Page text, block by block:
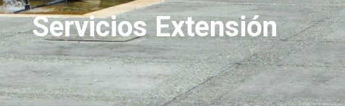
Servicios Extensión